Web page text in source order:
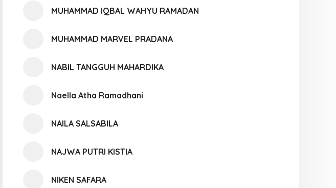
MUHAMMAD IQBAL WAHYU RAMADAN
MUHAMMAD MARVEL PRADANA
NABIL TANGGUH MAHARDIKA
Naella Atha Ramadhani
NAILA SALSABILA
NAJWA PUTRI KISTIA
NIKEN SAFARA